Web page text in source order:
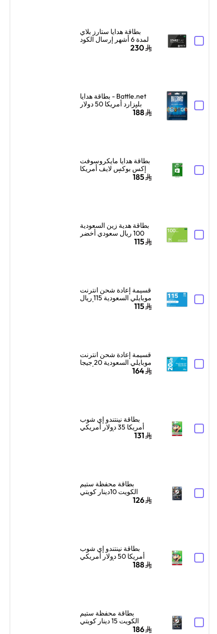
بطاقة هدايا ستارز بلاي
لمدة 6 أشهر إرسال الكود
الرقمي بالبريد الإلكتروني
230
Battle.net - بطاقة هدايا
بليزارد أمريكا 50 دولار
أمريكي ألوان متعددة188
بطاقة هدايا مايكروسوفت
إكس بوكس لايف أمريكا
50 دولار أمريكي إرسال185
بطاقة هدية زين السعودية
100 ريال سعودي أخضر
115
قسيمة إعادة شحن انترنت
موبايلي السعودية 115 ريال
115
قسيمة إعادة شحن انترنت
موبايلي السعودية 20 جيجا
بايت لمدة شهر واحد أزرق
164
بطاقة نينتندو إي شوب
أمريكا 35 دولار أمريكي
131
بطاقة محفظة ستيم
الكويت 10دينار كويتي
إرسال الكود الرقمي126
بطاقة نينتندو إي شوب
أمريكا 50 دولار أمريكي
188
بطاقة محفظة ستيم
الكويت 15 دينار كويتي
إرسال الكود الرقمي186